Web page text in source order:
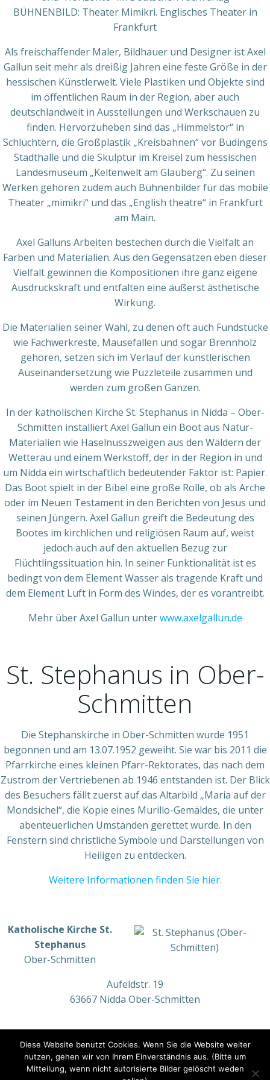
BÜHNENBILD: Theater Mimikri. Englisches Theater in
Frankfurt
Als freischaffender Maler, Bildhauer und Designer ist Axel
Gallun seit mehr als dreißig Jahren eine feste Größe in der
hessischen Künstlerwelt. Viele Plastiken und Objekte sind
im öffentlichen Raum in der Region, aber auch
deutschlandweit in Ausstellungen und Werkschauen zu
finden. Hervorzuheben sind das „Himmelstor“ in
Schlüchtern, die Großplastik „Kreisbahnen“ vor Büdingens
Stadthalle und die Skulptur im Kreisel zum hessischen
Landesmuseum „Keltenwelt am Glauberg“. Zu seinen
Werken gehören zudem auch Bühnenbilder für das mobile
Theater „mimikri“ und das „English theatre“ in Frankfurt
am Main.
Axel Galluns Arbeiten bestechen durch die Vielfalt an
Farben und Materialien. Aus den Gegensätzen eben dieser
Vielfalt gewinnen die Kompositionen ihre ganz eigene
Ausdruckskraft und entfalten eine äußerst ästhetische
Wirkung.
Die Materialien seiner Wahl, zu denen oft auch Fundstücke
wie Fachwerkreste, Mausefallen und sogar Brennholz
gehören, setzen sich im Verlauf der künstlerischen
Auseinandersetzung wie Puzzleteile zusammen und
werden zum großen Ganzen.
In der katholischen Kirche St. Stephanus in Nidda – Ober-
Schmitten installiert Axel Gallun ein Boot aus Natur-
Materialien wie Haselnusszweigen aus den Wäldern der
Wetterau und einem Werkstoff, der in der Region in und
um Nidda ein wirtschaftlich bedeutender Faktor ist: Papier.
Das Boot spielt in der Bibel eine große Rolle, ob als Arche
oder im Neuen Testament in den Berichten von Jesus und
seinen Jüngern. Axel Gallun greift die Bedeutung des
Bootes im kirchlichen und religiösen Raum auf, weist
jedoch auch auf den aktuellen Bezug zur
Flüchtlingssituation hin. In seiner Funktionalität ist es
bedingt von dem Element Wasser als tragende Kraft und
dem Element Luft in Form des Windes, der es vorantreibt.
Mehr über Axel Gallun unterwww.axelgallun.de
St. Stephanus in Ober-
Schmitten
Die Stephanskirche in Ober-Schmitten wurde 1951
begonnen und am 13.07.1952 geweiht. Sie war bis 2011 die
Pfarrkirche eines kleinen Pfarr-Rektorates, das nach dem
Zustrom der Vertriebenen ab 1946 entstanden ist. Der Blick
des Besuchers fällt zuerst auf das Altarbild „Maria auf der
Mondsichel“, die Kopie eines Murillo-Gemäldes, die unter
abenteuerlichen Umständen gerettet wurde. In den
Fenstern sind christliche Symbole und Darstellungen von
Heiligen zu entdecken.
Weitere Informationen finden Sie hier.
Katholische Kirche St.
Stephanus
Ober-Schmitten
Aufeldstr. 19
63667 Nidda Ober-Schmitten
DATENSCHUTZERKLÄRUNG IMPRESSUM
Diese Website benutzt Cookies. Wenn Sie die Website weiter
nutzen, gehen wir von Ihrem Einverständnis aus. (Bitte um
Mitteilung, wenn nicht autorisierte Bilder gelöscht weden